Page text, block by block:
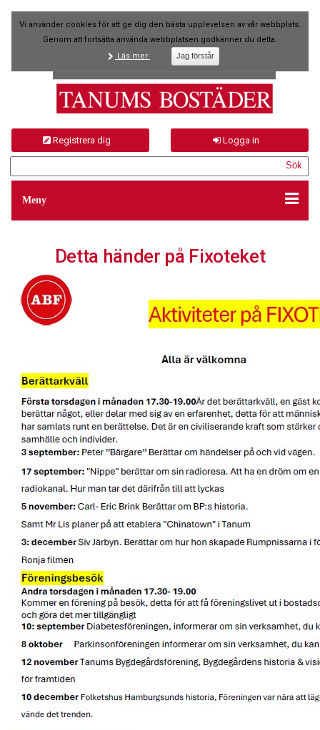
Vi använder cookies för att ge dig den bästa upplevelsen av vår webbplats.
Genom att fortsätta använda webbplatsen godkänner du detta.
Läs mer
Meny
Logga in
Registrera dig
Detta händer på Fixoteket